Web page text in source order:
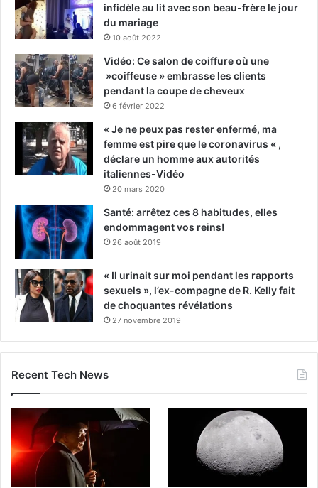
infidèle au lit avec son beau-frère le jour
du mariage
10 août 2022
Vidéo: Ce salon de coiffure où une
»coiffeuse » embrasse les clients
pendant la coupe de cheveux
6 février 2022
« Je ne peux pas rester enfermé, ma
femme est pire que le coronavirus « ,
déclare un homme aux autorités
italiennes-Vidéo
20 mars 2020
Santé: arrêtez ces 8 habitudes, elles
endommagent vos reins!
26 août 2019
« Il urinait sur moi pendant les rapports
sexuels », l’ex-compagne de R. Kelly fait
de choquantes révélations
27 novembre 2019
Recent Tech News